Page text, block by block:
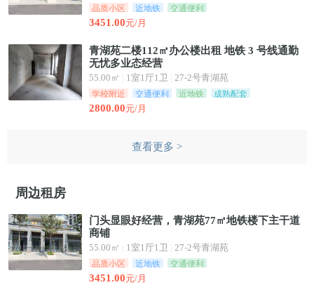
品质小区 近地铁 交通便利
3451.00元/月
青湖苑二楼112㎡办公楼出租 地铁 3 号线通勤
无忧多业态经营
55.00㎡ 1室1厅1卫 27-2号青湖苑
学校附近 交通便利 近地铁 成熟配套
2800.00元/月
查看更多 >
周边租房
门头显眼好经营，青湖苑77㎡地铁楼下主干道
商铺
55.00㎡ 1室1厅1卫 27-2号青湖苑
品质小区 近地铁 交通便利
3451.00元/月